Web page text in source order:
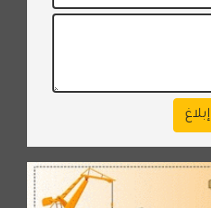
إبلاغ